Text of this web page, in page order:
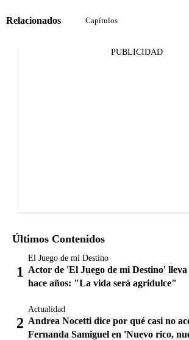
Relacionados Capítulos
PUBLICIDAD
Últimos Contenidos
El Juego de mi Destino
Actor de 'El Juego de mi Destino'
hace años: "La vida será agridulce"
Actualidad
Andrea Nocetti dice por qué casi no
Fernanda Samiguel en 'Nuevo rico,